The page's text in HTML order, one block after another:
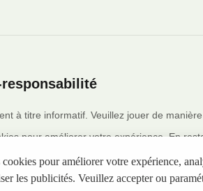
à titre informatif. Veuillez jouer de
pour améliorer votre expérience. En
d'affiliation. Nous pouvons recevoir une
pour améliorer votre expérience,
les publicités. Veuillez accepter ou